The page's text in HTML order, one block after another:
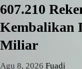
607.210
Kembalikan
Miliar
Agu 8, 2026 Fuadi